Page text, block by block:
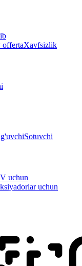
offertaXavfsizlik
Sotuvchi
uchun
uchun